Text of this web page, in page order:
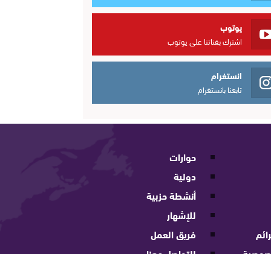
يوتوب
اشترك بقناتنا على يوتوب
انستغرام
تابعنا بانستغرام
حوارات
دولية
أنشطة حزبية
للإشهار
فريق العمل